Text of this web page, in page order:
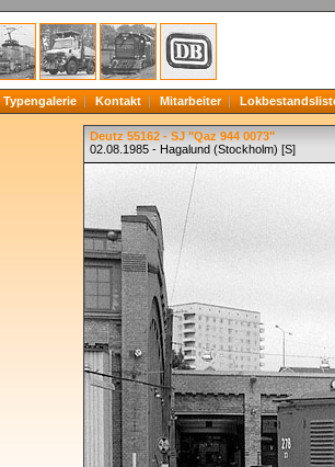
Typengalerie Kontakt Mitarbeiter
Deutz 55162 - SJ "Qaz 944 0073"
02.08.1985 - Hagalund (Stockholm) [S]